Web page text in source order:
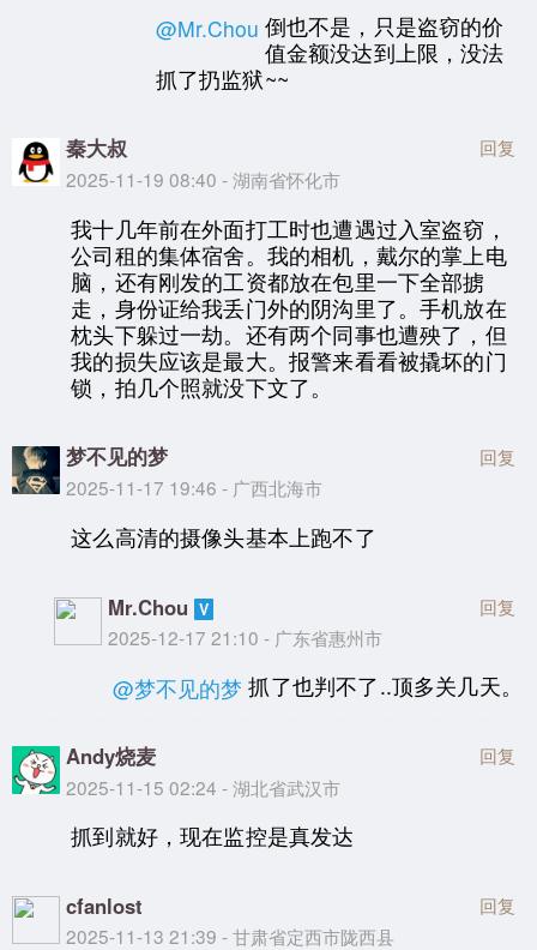
@Mr.Chou 倒也不是，只是盗窃的价
值金额没达到上限，没法
抓了扔监狱~~
秦大叔
2025-11-19 08:40 - 湖南省怀化市
回复
我十几年前在外面打工时也遭遇过入室盗窃，
公司租的集体宿舍。我的相机，戴尔的掌上电
脑，还有刚发的工资都放在包里一下全部掳
走，身份证给我丢门外的阴沟里了。手机放在
枕头下躲过一劫。还有两个同事也遭殃了，但
我的损失应该是最大。报警来看看被撬坏的门
锁，拍几个照就没下文了。
梦不见的梦
2025-11-17 19:46 - 广西北海市
回复
这么高清的摄像头基本上跑不了
Mr.Chou
2025-12-17 21:10 - 广东省惠州市
回复
@梦不见的梦 抓了也判不了..顶多关几天。
Andy烧麦
2025-11-15 02:24 - 湖北省武汉市
回复
抓到就好，现在监控是真发达
cfanlost
2025-11-13 21:39 - 甘肃省定西市陇西县
回复